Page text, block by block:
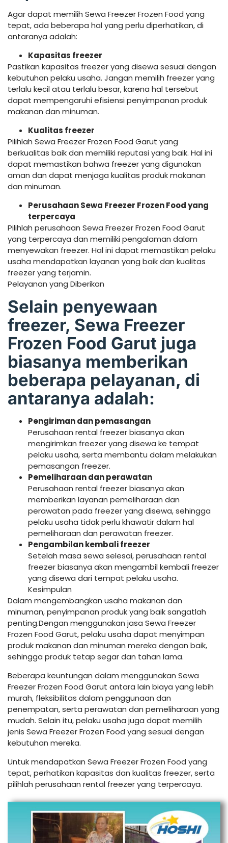
Agar dapat memilih Sewa Freezer Frozen Food yang
tepat, ada beberapa hal yang perlu diperhatikan, di
antaranya adalah:
Kapasitas freezer
Pastikan kapasitas freezer yang disewa sesuai dengan
kebutuhan pelaku usaha. Jangan memilih freezer yang
terlalu kecil atau terlalu besar, karena hal tersebut
dapat mempengaruhi efisiensi penyimpanan produk
makanan dan minuman.
Kualitas freezer
Pilihlah Sewa Freezer Frozen Food Garut yang
berkualitas baik dan memiliki reputasi yang baik. Hal ini
dapat memastikan bahwa freezer yang digunakan
aman dan dapat menjaga kualitas produk makanan
dan minuman.
Perusahaan Sewa Freezer Frozen Food yang
terpercaya
Pilihlah perusahaan Sewa Freezer Frozen Food Garut
yang terpercaya dan memiliki pengalaman dalam
menyewakan freezer. Hal ini dapat memastikan pelaku
usaha mendapatkan layanan yang baik dan kualitas
freezer yang terjamin.
Pelayanan yang Diberikan
Selain penyewaan
freezer, Sewa Freezer
Frozen Food Garut juga
biasanya memberikan
beberapa pelayanan, di
antaranya adalah:
Pengiriman dan pemasangan
Perusahaan rental freezer biasanya akan
mengirimkan freezer yang disewa ke tempat
pelaku usaha, serta membantu dalam melakukan
pemasangan freezer.
Pemeliharaan dan perawatan
Perusahaan rental freezer biasanya akan
memberikan layanan pemeliharaan dan
perawatan pada freezer yang disewa, sehingga
pelaku usaha tidak perlu khawatir dalam hal
pemeliharaan dan perawatan freezer.
Pengambilan kembali freezer
Setelah masa sewa selesai, perusahaan rental
freezer biasanya akan mengambil kembali freezer
yang disewa dari tempat pelaku usaha.
Kesimpulan
Dalam mengembangkan usaha makanan dan
minuman, penyimpanan produk yang baik sangatlah
penting.Dengan menggunakan jasa Sewa Freezer
Frozen Food Garut, pelaku usaha dapat menyimpan
produk makanan dan minuman mereka dengan baik,
sehingga produk tetap segar dan tahan lama.
Beberapa keuntungan dalam menggunakan Sewa
Freezer Frozen Food Garut antara lain biaya yang lebih
murah, fleksibilitas dalam penggunaan dan
penempatan, serta perawatan dan pemeliharaan yang
mudah. Selain itu, pelaku usaha juga dapat memilih
jenis Sewa Freezer Frozen Food yang sesuai dengan
kebutuhan mereka.
Untuk mendapatkan Sewa Freezer Frozen Food yang
tepat, perhatikan kapasitas dan kualitas freezer, serta
pilihlah perusahaan rental freezer yang terpercaya.